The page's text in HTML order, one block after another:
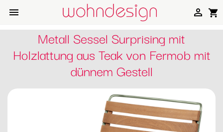
 shopping_cart

Metall Sessel Surprising mit
Holzlattung aus Teak von Fermob mit
dünnem Gestell